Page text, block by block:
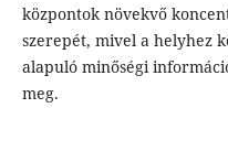
központok növekvő
szerepét, mivel a helyhez
alapuló minőségi
meg.